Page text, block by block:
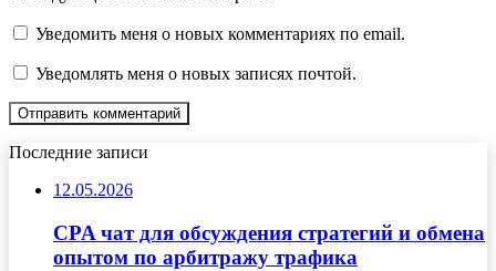
Уведомить меня о новых комментариях по email.
Уведомлять меня о новых записях почтой.
Последние записи
12.05.2026
CPA чат для обсуждения стратегий и обмена
опытом по арбитражу трафика